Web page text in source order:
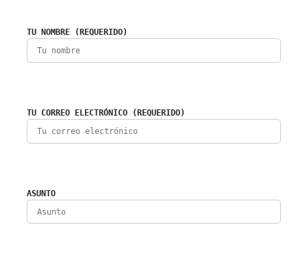
TU NOMBRE (REQUERIDO)
TU CORREO ELECTRÓNICO (REQUERIDO)
ASUNTO